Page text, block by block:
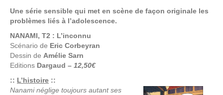
Une série sensible qui met en scène de façon originale les
problèmes liés à l’adolescence.
NANAMI, T2 : L’inconnu
Scénario de Eric Corbeyran
Dessin de Amélie Sarn
Editions Dargaud – 12,50€
:: L’histoire ::
Nanami néglige toujours autant ses